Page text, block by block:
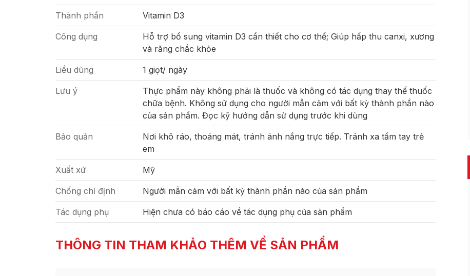
Thành phần Vitamin D3
Công dụng
Hỗ trợ bổ sung vitamin D3 cần thiết cho cơ thể; Giúp hấp thu canxi, xương
và răng chắc khỏe
Liều dùng 1 giọt/ ngày
Lưu ý
Thực phẩm này không phải là thuốc và không có tác dụng thay thế thuốc
chữa bệnh. Không sử dụng cho người mẫn cảm với bất kỳ thành phần nào
của sản phẩm. Đọc kỹ hướng dẫn sử dụng trước khi dùng
Bảo quản
Nơi khô ráo, thoáng mát, tránh ánh nắng trực tiếp. Tránh xa tầm tay trẻ
em
Xuất xứ Mỹ
Chống chỉ định Người mẫn cảm với bất kỳ thành phần nào của sản phẩm
Tác dụng phụ Hiện chưa có báo cáo về tác dụng phụ của sản phẩm
THÔNG TIN THAM KHẢO THÊM VỀ SẢN PHẨM